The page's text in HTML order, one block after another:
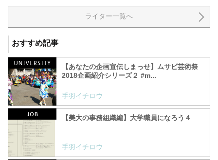
ライター一覧へ
おすすめ記事
【あなたの企画宣伝しまっせ】ムサビ芸術祭
2018企画紹介シリーズ２ #‎m...
手羽イチロウ
【美大の事務組織編】大学職員になろう４
手羽イチロウ